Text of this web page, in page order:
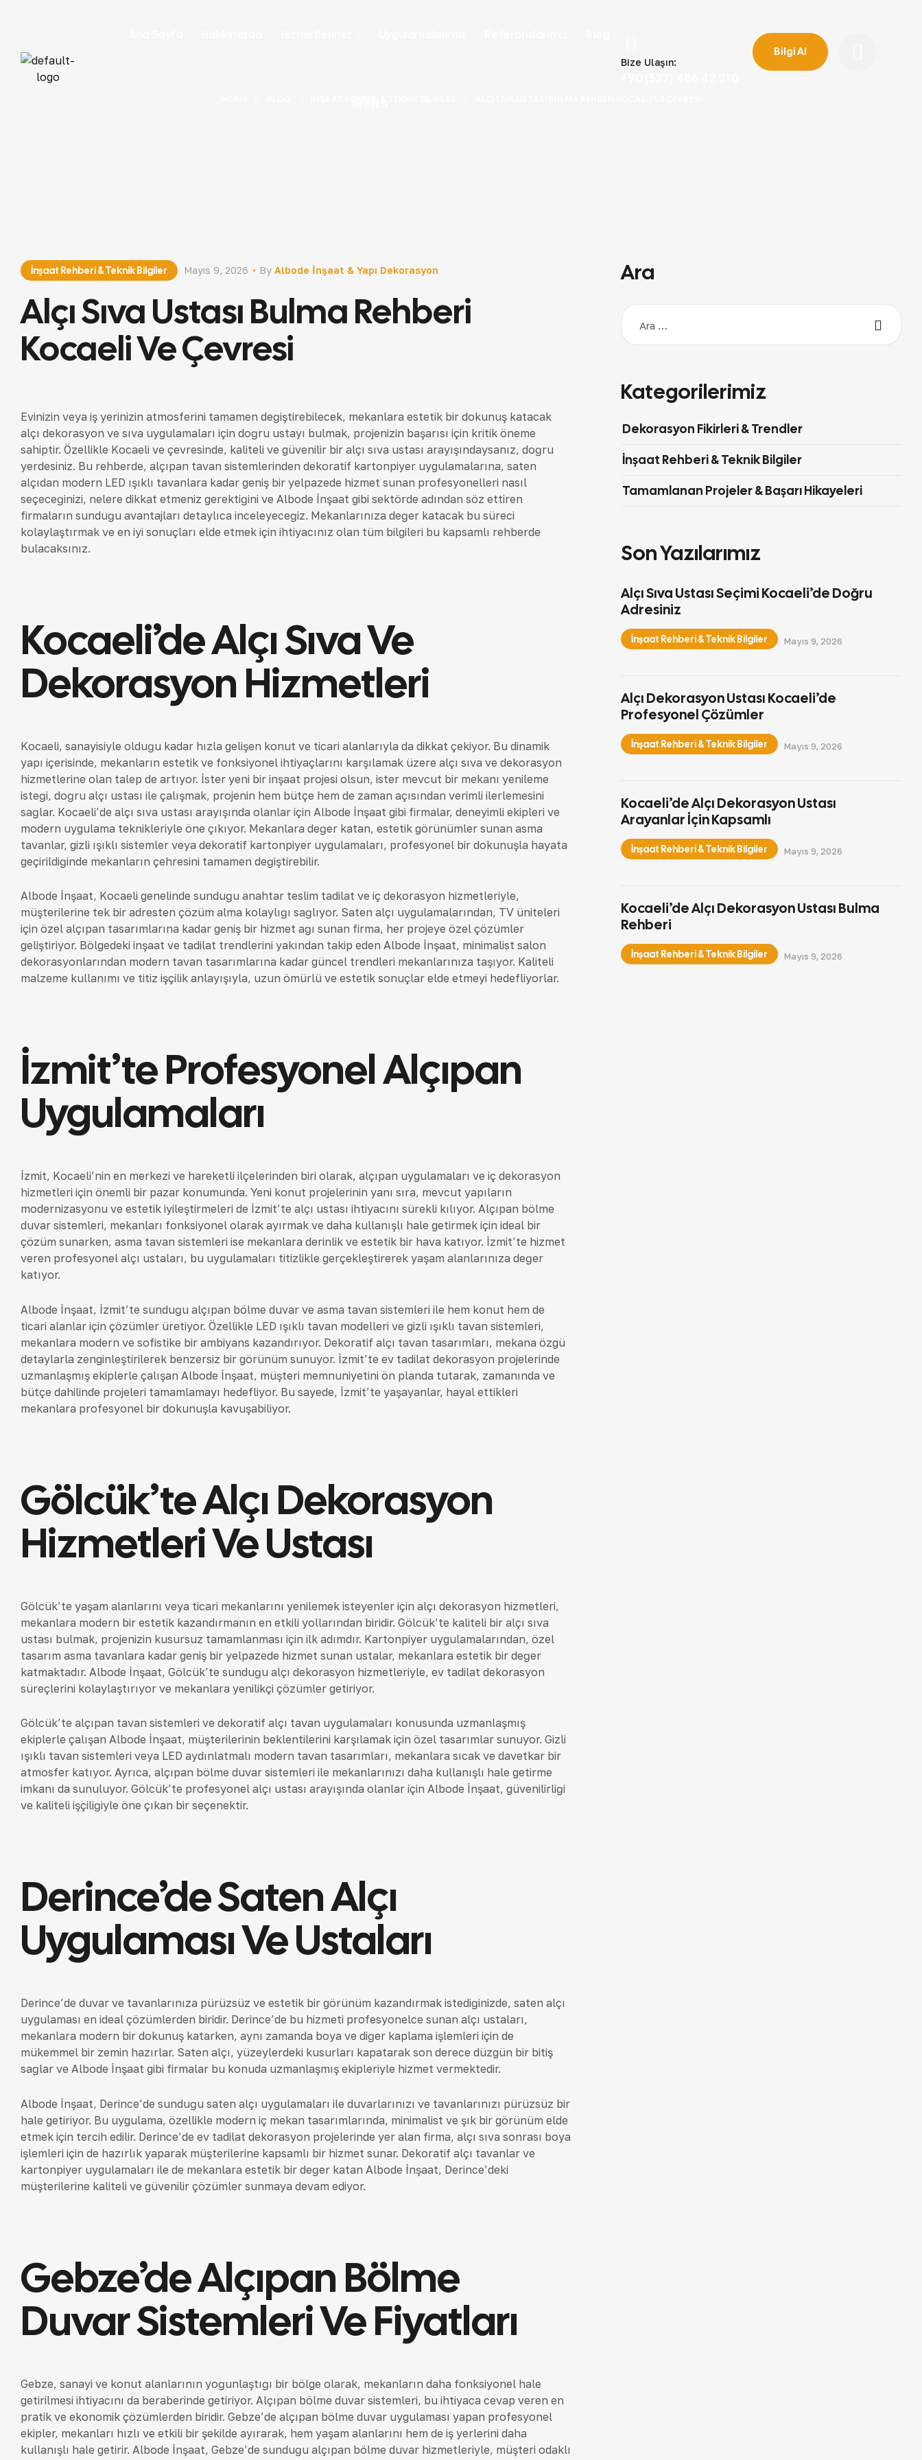
Bize Ulaşın:
Bilgi Al
İnşaat Rehberi & Teknik Bilgiler By Albode İnşaat & Yapı Dekorasyon
Mayıs 9, 2026
Alçı Sıva Ustası Bulma Rehberi
Kocaeli Ve Çevresi
Evinizin veya iş yerinizin atmosferini tamamen değiştirebilecek, mekanlara estetik bir dokunuş katacak
alçı dekorasyon ve sıva uygulamaları için doğru ustayı bulmak, projenizin başarısı için kritik öneme
sahiptir. Özellikle Kocaeli ve çevresinde, kaliteli ve güvenilir bir alçı sıva ustası arayışındaysanız, doğru
yerdesiniz. Bu rehberde, alçıpan tavan sistemlerinden dekoratif kartonpiyer uygulamalarına, saten
alçıdan modern LED ışıklı tavanlara kadar geniş bir yelpazede hizmet sunan profesyonelleri nasıl
seçeceğinizi, nelere dikkat etmeniz gerektiğini ve Albode İnşaat gibi sektörde adından söz ettiren
firmaların sunduğu avantajları detaylıca inceleyeceğiz. Mekanlarınıza değer katacak bu süreci
kolaylaştırmak ve en iyi sonuçları elde etmek için ihtiyacınız olan tüm bilgileri bu kapsamlı rehberde
bulacaksınız.
Kocaeli’de Alçı Sıva Ve
Dekorasyon Hizmetleri
Kocaeli, sanayisiyle olduğu kadar hızla gelişen konut ve ticari alanlarıyla da dikkat çekiyor. Bu dinamik
yapı içerisinde, mekanların estetik ve fonksiyonel ihtiyaçlarını karşılamak üzere alçı sıva ve dekorasyon
hizmetlerine olan talep de artıyor. İster yeni bir inşaat projesi olsun, ister mevcut bir mekanı yenileme
isteği, doğru alçı ustası ile çalışmak, projenin hem bütçe hem de zaman açısından verimli ilerlemesini
sağlar. Kocaeli’de alçı sıva ustası arayışında olanlar için Albode İnşaat gibi firmalar, deneyimli ekipleri ve
modern uygulama teknikleriyle öne çıkıyor. Mekanlara değer katan, estetik görünümler sunan asma
tavanlar, gizli ışıklı sistemler veya dekoratif kartonpiyer uygulamaları, profesyonel bir dokunuşla hayata
geçirildiğinde mekanların çehresini tamamen değiştirebilir.
Albode İnşaat, Kocaeli genelinde sunduğu anahtar teslim tadilat ve iç dekorasyon hizmetleriyle,
müşterilerine tek bir adresten çözüm alma kolaylığı sağlıyor. Saten alçı uygulamalarından, TV üniteleri
için özel alçıpan tasarımlarına kadar geniş bir hizmet ağı sunan firma, her projeye özel çözümler
geliştiriyor. Bölgedeki inşaat ve tadilat trendlerini yakından takip eden Albode İnşaat, minimalist salon
dekorasyonlarından modern tavan tasarımlarına kadar güncel trendleri mekanlarınıza taşıyor. Kaliteli
malzeme kullanımı ve titiz işçilik anlayışıyla, uzun ömürlü ve estetik sonuçlar elde etmeyi hedefliyorlar.
İzmit’te Profesyonel Alçıpan
Uygulamaları
İzmit, Kocaeli’nin en merkezi ve hareketli ilçelerinden biri olarak, alçıpan uygulamaları ve iç dekorasyon
hizmetleri için önemli bir pazar konumunda. Yeni konut projelerinin yanı sıra, mevcut yapıların
modernizasyonu ve estetik iyileştirmeleri de İzmit’te alçı ustası ihtiyacını sürekli kılıyor. Alçıpan bölme
duvar sistemleri, mekanları fonksiyonel olarak ayırmak ve daha kullanışlı hale getirmek için ideal bir
çözüm sunarken, asma tavan sistemleri ise mekanlara derinlik ve estetik bir hava katıyor. İzmit’te hizmet
veren profesyonel alçı ustaları, bu uygulamaları titizlikle gerçekleştirerek yaşam alanlarınıza değer
katıyor.
Albode İnşaat, İzmit’te sunduğu alçıpan bölme duvar ve asma tavan sistemleri ile hem konut hem de
ticari alanlar için çözümler üretiyor. Özellikle LED ışıklı tavan modelleri ve gizli ışıklı tavan sistemleri,
mekanlara modern ve sofistike bir ambiyans kazandırıyor. Dekoratif alçı tavan tasarımları, mekana özgü
detaylarla zenginleştirilerek benzersiz bir görünüm sunuyor. İzmit’te ev tadilat dekorasyon projelerinde
uzmanlaşmış ekiplerle çalışan Albode İnşaat, müşteri memnuniyetini ön planda tutarak, zamanında ve
bütçe dahilinde projeleri tamamlamayı hedefliyor. Bu sayede, İzmit’te yaşayanlar, hayal ettikleri
mekanlara profesyonel bir dokunuşla kavuşabiliyor.
Gölcük’te Alçı Dekorasyon
Hizmetleri Ve Ustası
Gölcük’te yaşam alanlarını veya ticari mekanlarını yenilemek isteyenler için alçı dekorasyon hizmetleri,
mekanlara modern bir estetik kazandırmanın en etkili yollarından biridir. Gölcük’te kaliteli bir alçı sıva
ustası bulmak, projenizin kusursuz tamamlanması için ilk adımdır. Kartonpiyer uygulamalarından, özel
tasarım asma tavanlara kadar geniş bir yelpazede hizmet sunan ustalar, mekanlara estetik bir değer
katmaktadır. Albode İnşaat, Gölcük’te sunduğu alçı dekorasyon hizmetleriyle, ev tadilat dekorasyon
süreçlerini kolaylaştırıyor ve mekanlara yenilikçi çözümler getiriyor.
Gölcük’te alçıpan tavan sistemleri ve dekoratif alçı tavan uygulamaları konusunda uzmanlaşmış
ekiplerle çalışan Albode İnşaat, müşterilerinin beklentilerini karşılamak için özel tasarımlar sunuyor. Gizli
ışıklı tavan sistemleri veya LED aydınlatmalı modern tavan tasarımları, mekanlara sıcak ve davetkar bir
atmosfer katıyor. Ayrıca, alçıpan bölme duvar sistemleri ile mekanlarınızı daha kullanışlı hale getirme
imkanı da sunuluyor. Gölcük’te profesyonel alçı ustası arayışında olanlar için Albode İnşaat, güvenilirliği
ve kaliteli işçiliğiyle öne çıkan bir seçenektir.
Derince’de Saten Alçı
Uygulaması Ve Ustaları
Derince’de duvar ve tavanlarınıza pürüzsüz ve estetik bir görünüm kazandırmak istediğinizde, saten alçı
uygulaması en ideal çözümlerden biridir. Derince’de bu hizmeti profesyonelce sunan alçı ustaları,
mekanlara modern bir dokunuş katarken, aynı zamanda boya ve diğer kaplama işlemleri için de
mükemmel bir zemin hazırlar. Saten alçı, yüzeylerdeki kusurları kapatarak son derece düzgün bir bitiş
sağlar ve Albode İnşaat gibi firmalar bu konuda uzmanlaşmış ekipleriyle hizmet vermektedir.
Albode İnşaat, Derince’de sunduğu saten alçı uygulamaları ile duvarlarınızı ve tavanlarınızı pürüzsüz bir
hale getiriyor. Bu uygulama, özellikle modern iç mekan tasarımlarında, minimalist ve şık bir görünüm elde
etmek için tercih edilir. Derince’de ev tadilat dekorasyon projelerinde yer alan firma, alçı sıva sonrası boya
işlemleri için de hazırlık yaparak müşterilerine kapsamlı bir hizmet sunar. Dekoratif alçı tavanlar ve
kartonpiyer uygulamaları ile de mekanlara estetik bir değer katan Albode İnşaat, Derince’deki
müşterilerine kaliteli ve güvenilir çözümler sunmaya devam ediyor.
Gebze’de Alçıpan Bölme
Duvar Sistemleri Ve Fiyatları
Gebze, sanayi ve konut alanlarının yoğunlaştığı bir bölge olarak, mekanların daha fonksiyonel hale
getirilmesi ihtiyacını da beraberinde getiriyor. Alçıpan bölme duvar sistemleri, bu ihtiyaca cevap veren en
pratik ve ekonomik çözümlerden biridir. Gebze’de alçıpan bölme duvar uygulaması yapan profesyonel
ekipler, mekanları hızlı ve etkili bir şekilde ayırarak, hem yaşam alanlarını hem de iş yerlerini daha
kullanışlı hale getirir. Albode İnşaat, Gebze’de sunduğu alçıpan bölme duvar hizmetleriyle, müşteri odaklı
Ara
Kategorilerimiz
Dekorasyon Fikirleri & Trendler
İnşaat Rehberi & Teknik Bilgiler
Tamamlanan Projeler & Başarı Hikayeleri
Son Yazılarımız
Alçı Sıva Ustası Seçimi Kocaeli’de Doğru
Adresiniz
Mayıs 9, 2026
İnşaat Rehberi & Teknik Bilgiler
Alçı Dekorasyon Ustası Kocaeli’de
Profesyonel Çözümler
Mayıs 9, 2026
İnşaat Rehberi & Teknik Bilgiler
Kocaeli’de Alçı Dekorasyon Ustası
Arayanlar İçin Kapsamlı
Mayıs 9, 2026
İnşaat Rehberi & Teknik Bilgiler
Kocaeli’de Alçı Dekorasyon Ustası Bulma
Rehberi
Mayıs 9, 2026
İnşaat Rehberi & Teknik Bilgiler